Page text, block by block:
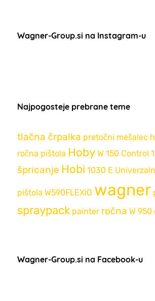
Wagner-Group.si na Instagram-u
Najpogosteje prebrane teme
tlačna črpalka pretočni mešalec
ročna pištola Hoby W 150 Control
špricanje Hobi 1030 E
pištola W590FLEXiO wagner
spraypack painter ročna W 950
Wagner-Group.si na Facebook-u